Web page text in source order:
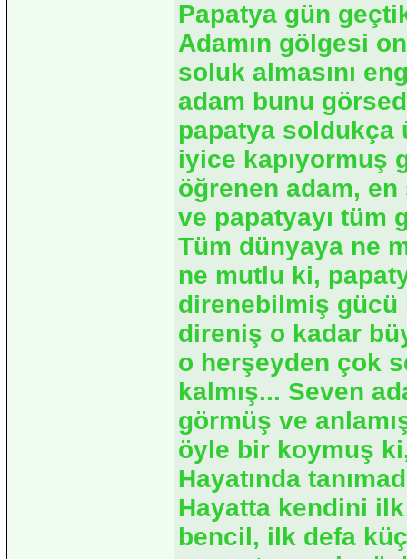
Papatya gün
Adamın gölgesi
soluk almasını
adam bunu
papatya soldukça
iyice kapıyormuş
öğrenen adam, en
ve papatyayı tüm
Tüm dünyaya ne
ne mutlu ki,
direnebilmiş gücü
direniş o kadar
o herşeyden çok
kalmış... Seven
görmüş ve
öyle bir koymuş
Hayatında
Hayatta kendini
bencil, ilk defa